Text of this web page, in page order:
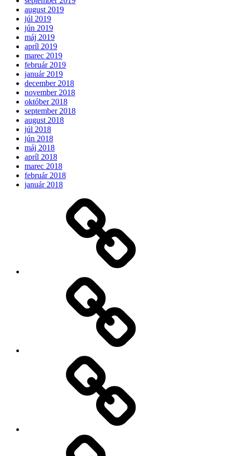
august 2019
júl 2019
jún 2019
máj 2019
apríl 2019
marec 2019
február 2019
január 2019
december 2018
november 2018
október 2018
september 2018
august 2018
júl 2018
jún 2018
máj 2018
apríl 2018
marec 2018
február 2018
január 2018